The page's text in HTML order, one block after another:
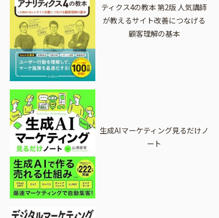
ティクス4の教本 第2版 人気講師
が教えるサイト改善につなげる
顧客理解の基本
生成AIマーケティング見るだけノ
ート